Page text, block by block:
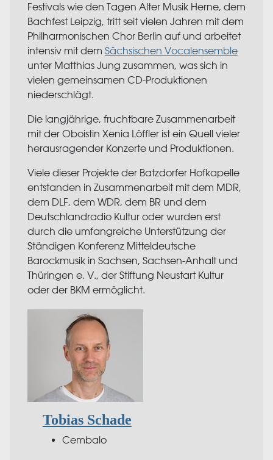
Festivals wie den Tagen Alter Musik Herne, dem
Bachfest Leipzig, tritt seit vielen Jahren mit dem
Philharmonischen Chor Berlin auf und arbeitet
intensiv mit dem Sächsischen Vocalensemble
unter Matthias Jung zusammen, was sich in
vielen gemeinsamen CD-Produktionen
niederschlägt.
Die langjährige, fruchtbare Zusammenarbeit
mit der Oboistin Xenia Löffler ist ein Quell vieler
herausragender Konzerte und Produktionen.
Viele dieser Projekte der Batzdorfer Hofkapelle
entstanden in Zusammenarbeit mit dem MDR,
dem DLF, dem WDR, dem BR und dem
Deutschlandradio Kultur oder wurden erst
durch die umfangreiche Unterstützung der
Ständigen Konferenz Mitteldeutsche
Barockmusik in Sachsen, Sachsen-Anhalt und
Thüringen e. V., der Stiftung Neustart Kultur
oder der BKM ermöglicht.
Tobias Schade
Cembalo